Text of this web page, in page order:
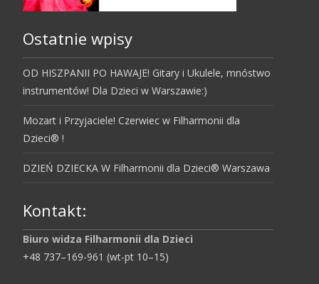
Ostatnie wpisy
OD HISZPANII PO HAWAJE! Gitary i Ukulele, mnóstwo
instrumentów! Dla Dzieci w Warszawie:)
Mozart i Przyjaciele! Czerwiec w Filharmonii dla
Dzieci® !
DZIEŃ DZIECKA W Filharmonii dla Dzieci® Warszawa
Kontakt:
Biuro widza Filharmonii dla Dzieci
+48 737–169-961 (wt-pt 10–15)